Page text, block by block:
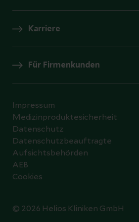
Karriere
Für Firmenkunden
© 2026 Helios Kliniken GmbH
Impressum
Medizinproduktesicherheit
Datenschutz
Datenschutzbeauftragte
Aufsichtsbehörden
AEB
Cookies